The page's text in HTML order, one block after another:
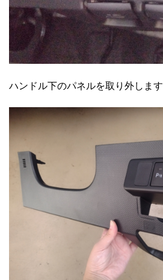
ハンドル下のパネルを取り外します